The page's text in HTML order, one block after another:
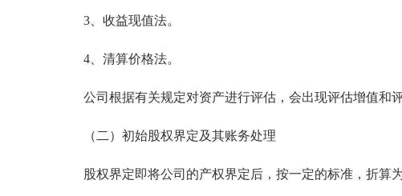
3、收益现值法。
4、清算价格法。
公司根据有关规定对资产进行评估，会出现评估增值和评
（二）初始股权界定及其账务处理
股权界定即将公司的产权界定后，按一定的标准，折算为